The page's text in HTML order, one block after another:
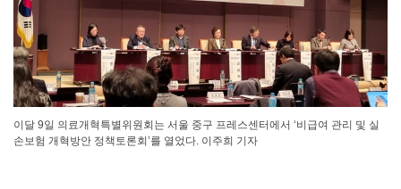
이달 9일 의료개혁특별위원회는 서울 중구 프레스센터에서 ‘비급여 관리 및 실
손보험 개혁방안 정책토론회’를 열었다. 이주희 기자